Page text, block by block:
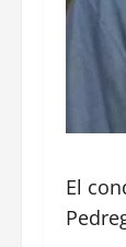
El